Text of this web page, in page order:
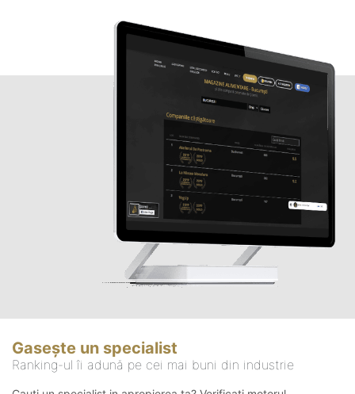
Gasește un specialist
Ranking-ul îi adună pe cei mai buni din industrie